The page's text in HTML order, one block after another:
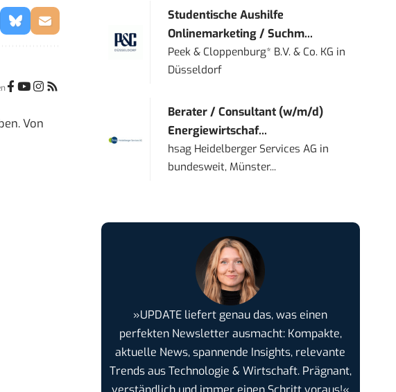
Von
Studentische Aushilfe
Onlinemarketing / Suchm...
Peek & Cloppenburg* B.V. & Co. KG in
Düsseldorf
Berater / Consultant (w/m/d)
Energiewirtschaf...
hsag Heidelberger Services AG in
bundesweit, Münster...
»UPDATE liefert genau das, was einen
perfekten Newsletter ausmacht: Kompakte,
aktuelle News, spannende Insights, relevante
Trends aus Technologie & Wirtschaft. Prägnant,